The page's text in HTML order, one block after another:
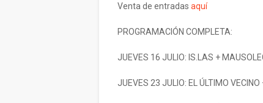
Venta de entradas aquí
PROGRAMACIÓN COMPLETA:
JUEVES 16 JULIO: IS.LAS +
JUEVES 23 JULIO: EL ÚLTIMO VECINO